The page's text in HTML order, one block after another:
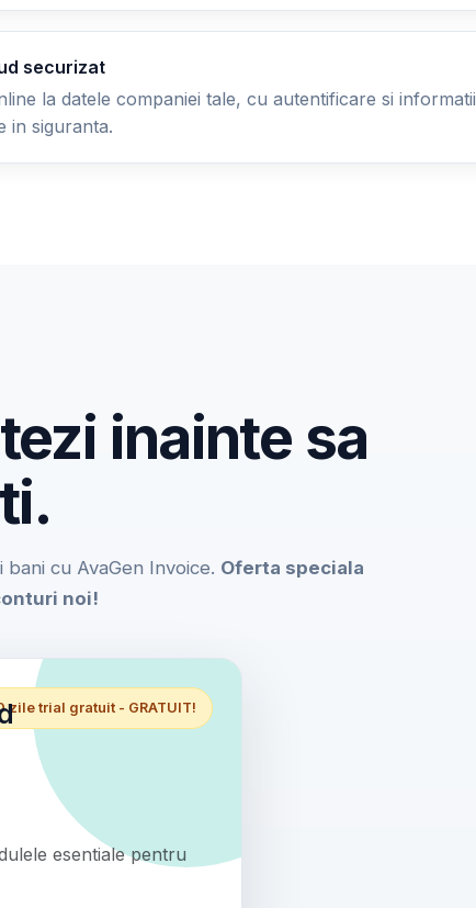
securizat
la datele companiei tale, cu autentificare si informatii
in siguranta.
inainte sa
cu AvaGen Invoice. Oferta speciala
noi!
zile trial gratuit - GRATUIT!
esentiale pentru